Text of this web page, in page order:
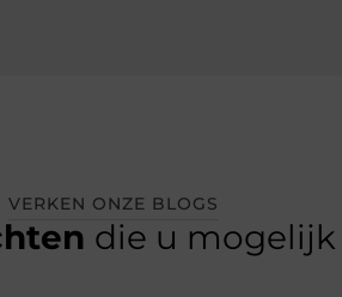
VERKEN ONZE BLOGS
die u mogelijk